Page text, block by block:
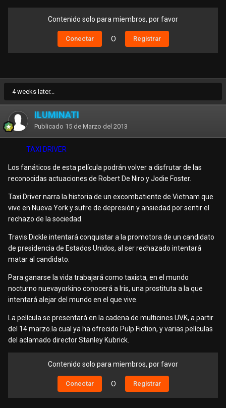
Contenido solo para miembros, por favor
Conectar O Registrar
4 weeks later...
ILUMINATI
Publicado 15 de Marzo del 2013
TAXI DRIVER
Los fanáticos de esta película podrán volver a disfrutar de las
reconocidas actuaciones de Robert De Niro y Jodie Foster.
Taxi Driver narra la historia de un excombatiente de Vietnam que
vive en Nueva York y sufre de depresión y ansiedad por sentir el
rechazo de la sociedad.
Travis Dickle intentará conquistar a la promotora de un candidato
de presidencia de Estados Unidos, al ser rechazado intentará
matar al candidato.
Para ganarse la vida trabajará como taxista, en el mundo
nocturno nuevayorkino conocerá a Iris, una prostituta a la que
intentará alejar del mundo en el que vive.
La película se presentará en la cadena de multicines UVK, a partir
del 14 marzo.la cual ya ha ofrecido Pulp Fiction, y varias películas
del aclamado director Stanley Kubrick.
Contenido solo para miembros, por favor
Conectar O Registrar